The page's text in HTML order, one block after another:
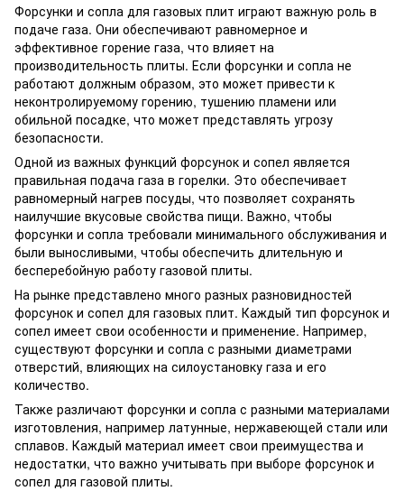
Форсунки и сопла для газовых плит играют важную роль в
подаче газа. Они обеспечивают равномерное и
эффективное горение газа, что влияет на
производительность плиты. Если форсунки и сопла не
работают должным образом, это может привести к
неконтролируемому горению, тушению пламени или
обильной посадке, что может представлять угрозу
безопасности.
Одной из важных функций форсунок и сопел является
правильная подача газа в горелки. Это обеспечивает
равномерный нагрев посуды, что позволяет сохранять
наилучшие вкусовые свойства пищи. Важно, чтобы
форсунки и сопла требовали минимального обслуживания и
были выносливыми, чтобы обеспечить длительную и
бесперебойную работу газовой плиты.
На рынке представлено много разных разновидностей
форсунок и сопел для газовых плит. Каждый тип форсунок и
сопел имеет свои особенности и применение. Например,
существуют форсунки и сопла с разными диаметрами
отверстий, влияющих на силоустановку газа и его
количество.
Также различают форсунки и сопла с разными материалами
изготовления, например латунные, нержавеющей стали или
сплавов. Каждый материал имеет свои преимущества и
недостатки, что важно учитывать при выборе форсунок и
сопел для газовой плиты.